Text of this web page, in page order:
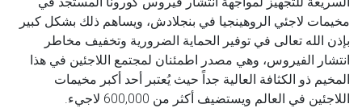
مخيمات لاجئي الروهينجيا في بنجلادش، ويساهم ذلك بشكل كبير
بإذن الله تعالى في توفير الحماية الضرورية وتخفيف مخاطر
انتشار الفيروس، وهي مصدر اطمئنان لمجتمع اللاجئين في هذا
المخيم ذو الكثافة العالية جداً حيث يُعتبر أحد أكبر مخيمات
اللاجئين في العالم ويستضيف أكثر من 600,000 لاجيء.